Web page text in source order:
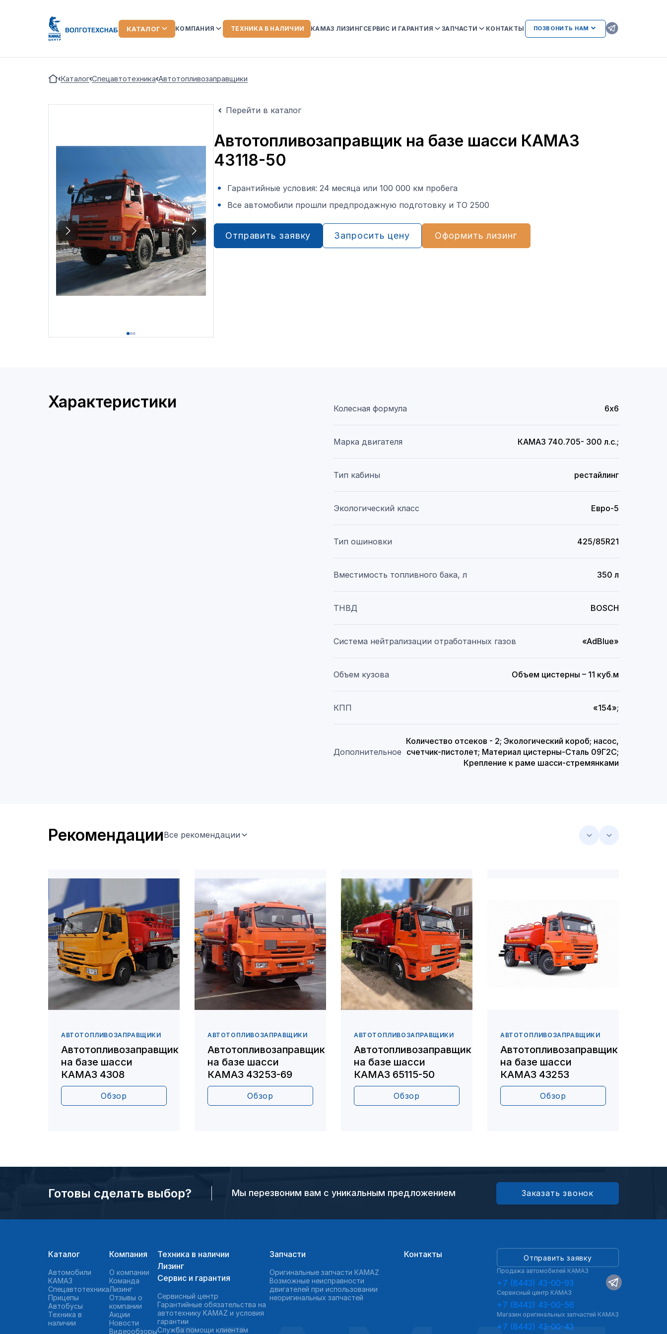
КАТАЛОГ КОМПАНИЯ
КОМАНДА
ТЕХНИКА В НАЛИЧИИ КАМАЗ ЛИЗИНГСЕРВИС И ГАРАНТИЯ ЗАПЧАСТИ КОНТАКТЫ ПОЗВОНИТЬ НАМ
Каталог Спецавтотехника Автотопливозаправщики
Перейти в каталог
Автотопливозаправщик на базе шасси КАМАЗ
43118-50
Гарантийные условия: 24 месяца или 100 000 км пробега
Все автомобили прошли предпродажную подготовку и ТО 2500
Отправить заявку Запросить цену Оформить лизинг
Характеристики Колесная формула 6х6
Марка двигателя КАМАЗ 740.705- 300 л.с.;
Тип кабины рестайлинг
Экологический класс Евро-5
Тип ошиновки 425/85R21
Вместимость топливного бака, л 350 л
ТНВД BOSCH
Система нейтрализации отработанных газов «AdBlue»
Объем кузова Объем цистерны – 11 куб.м
КПП «154»;
Дополнительное
Количество отсеков - 2; Экологический короб; насос,
счетчик-пистолет; Материал цистерны-Сталь 09Г2С;
Крепление к раме шасси-стремянками
РекомендацииВсе рекомендации
АВТОТОПЛИВОЗАПРАВЩИКИ
Автотопливозаправщик
на базе шасси
КАМАЗ 4308
Обзор
АВТОТОПЛИВОЗАПРАВЩИКИ
Автотопливозаправщик
на базе шасси
КАМАЗ 43253-69
Обзор
АВТОТОПЛИВОЗАПРАВЩИКИ
Автотопливозаправщик
на базе шасси
КАМАЗ 65115-50
Обзор
АВТОТОПЛИВОЗАПРАВЩИКИ
Автотопливозаправщик
на базе шасси
КАМАЗ 43253
Обзор
Готовы сделать выбор? Мы перезвоним вам с уникальным предложением Заказать звонок
Каталог
Автомобили
КАМАЗ
Спецавтотехника
Прицепы
Автобусы
Техника в
наличии
Компания
О компании
Команда
Лизинг
Отзывы о
компании
Акции
Новости
Видеообзоры
Техника в наличии
Лизинг
Сервис и гарантия
Сервисный центр
Гарантийные обязательства на
автотехнику KAMAZ и условия
гарантии
Служба помощи клиентам
Запчасти
Оригинальные запчасти КAMAZ
Возможные неисправности
двигателей при использовании
неоригинальных запчастей
Контакты Отправить заявку
Продажа автомобилей КАМАЗ
+7 (8443) 43-00-93
Сервисный центр КАМАЗ
+7 (8442) 43-00-56
Магазин оригинальных запчастей КАМАЗ
+7 (8442) 43-00-43